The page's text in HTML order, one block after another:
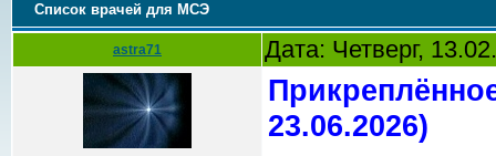
Список врачей для МСЭ
astra71 Дата: Четверг,
23.06.2026)